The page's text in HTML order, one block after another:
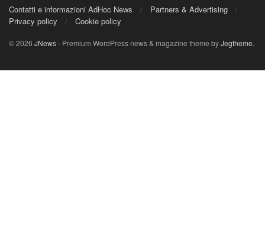
Contatti e informazioni AdHoc News
Partners & Advertising
Privacy policy
Cookie policy
© 2026 JNews- Premium WordPress news & magazine theme byJegtheme.